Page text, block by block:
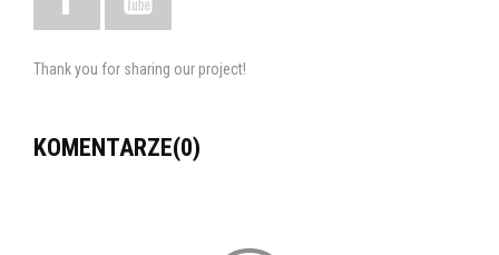
Thank you for sharing our project!
KOMENTARZE(0)